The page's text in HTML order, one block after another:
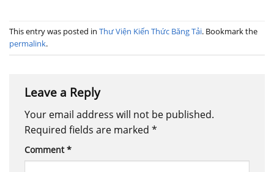
This entry was posted in Thư Viện Kiến Thức Băng Tải. Bookmark the
permalink.
Leave a Reply
Your email address will not be published.
Required fields are marked *
Comment*